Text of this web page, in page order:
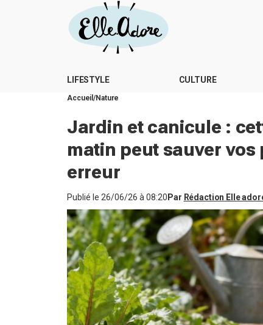
LIFESTYLE CULTURE
Accueil Nature
Jardin et canicule :
matin peut sauver vos
erreur
Publié le 26/06/26 à 08:20 Par Rédaction Elle